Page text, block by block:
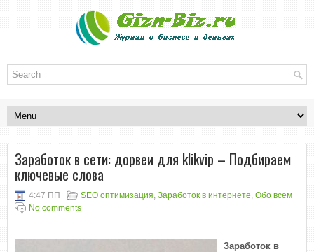
Заработок в сети: дорвеи для klikvip – Подбираем
ключевые слова
4:47 ПП SEO оптимизация, Заработок в интернете, Обо всем
No comments
Заработок в